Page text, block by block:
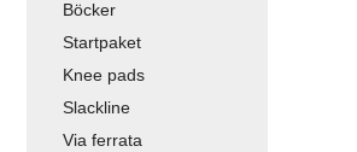
Böcker
Startpaket
Knee pads
Slackline
Via ferrata